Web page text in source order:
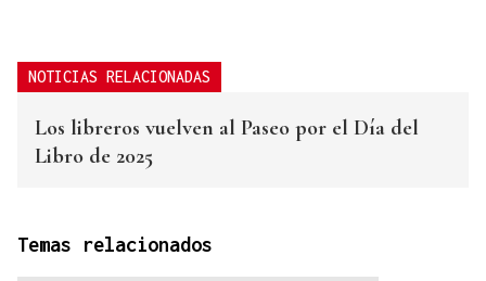
NOTICIAS RELACIONADAS
Los libreros vuelven al Paseo por el Día del
Libro de 2025
Temas relacionados